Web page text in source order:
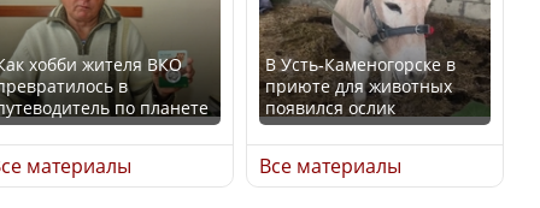
Казахстане стало
получить
на
Луну признали объектом
культурного наследия,
находящегося под
угрозой исчезновения
хобби жителя ВКО
в
по планете
материалы
В Усть-Каменогорске в
приюте для животных
появился ослик
Все материалы